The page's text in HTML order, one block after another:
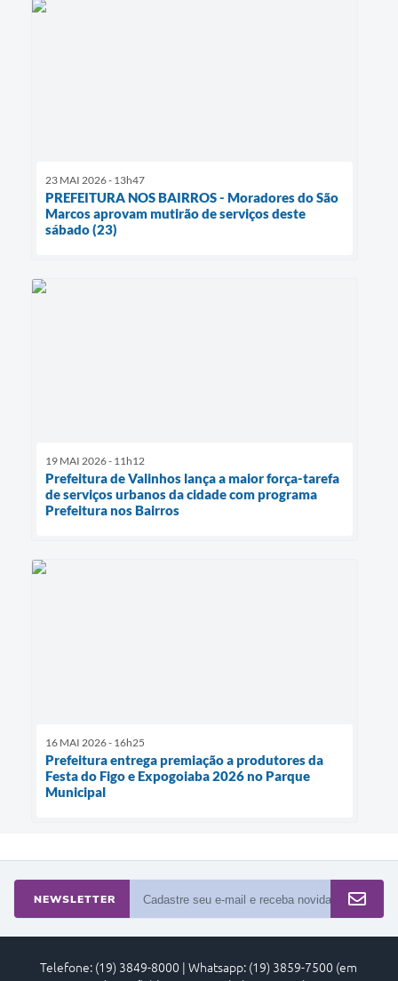
23 MAI 2026 - 13h47
PREFEITURA NOS BAIRROS - Moradores do São
Marcos aprovam mutirão de serviços deste
sábado (23)
19 MAI 2026 - 11h12
Prefeitura de Valinhos lança a maior força-tarefa
de serviços urbanos da cidade com programa
Prefeitura nos Bairros
16 MAI 2026 - 16h25
Prefeitura entrega premiação a produtores da
Festa do Figo e Expogoiaba 2026 no Parque
Municipal
NEWSLETTER
Telefone: (19) 3849-8000 | Whatsapp: (19) 3859-7500 (em